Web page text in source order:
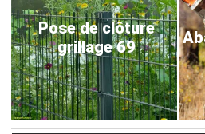
Pose de clôture
grillage 69